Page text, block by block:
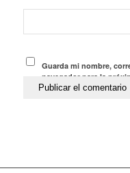
Guarda mi nombre,
navegador para la